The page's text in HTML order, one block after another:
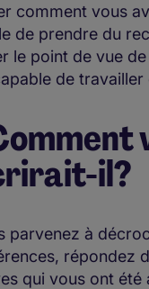
comment vous
de prendre du
le point de vue
de travailler
il?
parvenez à
répondez
qui vous ont été